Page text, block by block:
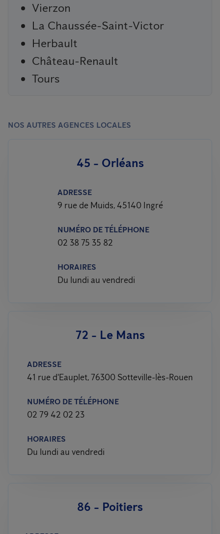
Vierzon
La Chaussée-Saint-Victor
Herbault
Château-Renault
Tours
NOS AUTRES AGENCES LOCALES
45 - Orléans
ADRESSE
9 rue de Muids, 45140 Ingré
NUMÉRO DE TÉLÉPHONE
02 38 75 35 82
HORAIRES
Du lundi au vendredi
72 - Le Mans
ADRESSE
41 rue d'Eauplet, 76300 Sotteville-lès-Rouen
NUMÉRO DE TÉLÉPHONE
02 79 42 02 23
HORAIRES
Du lundi au vendredi
86 - Poitiers